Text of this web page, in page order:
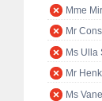
Mme
Mr
Ms Ulla
Mr
Ms